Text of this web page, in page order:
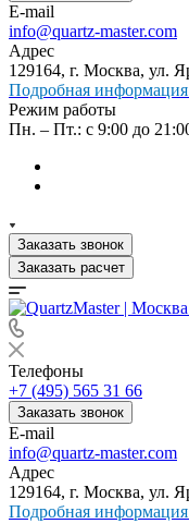
E-mail
info@quartz-master.com
Адрес
129164, г. Москва, ул.
Подробная
Режим работы
Пн. – Пт.: с 9:00 до
Заказать звонок
Заказать расчет
Телефоны
+7 (495) 565 31 66
Заказать звонок
E-mail
info@quartz-master.com
Адрес
129164, г. Москва, ул.
Подробная